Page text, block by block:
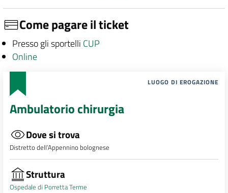
Come pagare il ticket
Presso gli sportelli CUP
Online
LUOGO DI EROGAZIONE
Ambulatorio chirurgia
Dove si trova
Distretto dell’Appennino bolognese
Struttura
Ospedale di Porretta Terme